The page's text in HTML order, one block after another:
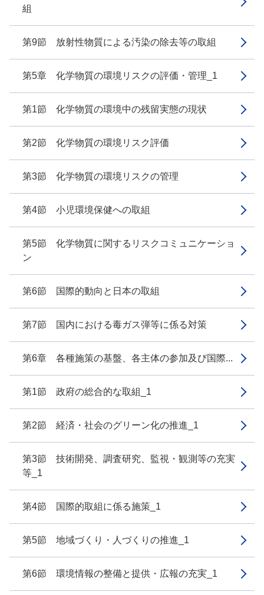
組
第9節 放射性物質による汚染の除去等の取組
第5章 化学物質の環境リスクの評価・管理_1
第1節 化学物質の環境中の残留実態の現状
第2節 化学物質の環境リスク評価
第3節 化学物質の環境リスクの管理
第4節 小児環境保健への取組
第5節 化学物質に関するリスクコミュニケーショ
ン
第6節 国際的動向と日本の取組
第7節 国内における毒ガス弾等に係る対策
第6章 各種施策の基盤、各主体の参加及び国際...
第1節 政府の総合的な取組_1
第2節 経済・社会のグリーン化の推進_1
第3節 技術開発、調査研究、監視・観測等の充実
等_1
第4節 国際的取組に係る施策_1
第5節 地域づくり・人づくりの推進_1
第6節 環境情報の整備と提供・広報の充実_1